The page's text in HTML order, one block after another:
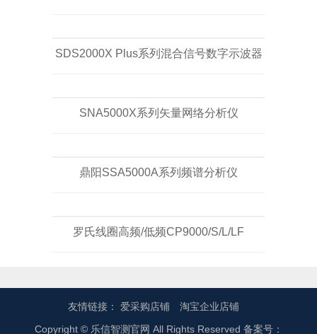
SDS2000X Plus系列混合信号数字示波器
SNA5000X系列矢量网络分析仪
鼎阳SSA5000A系列频谱分析仪
罗氏线圈高频/低频CP9000/S/L/LF
友情链接： 爱采购店铺
淘宝企业店铺
Copyright © 乐信智测官网 All Rights Reserved 备案号：